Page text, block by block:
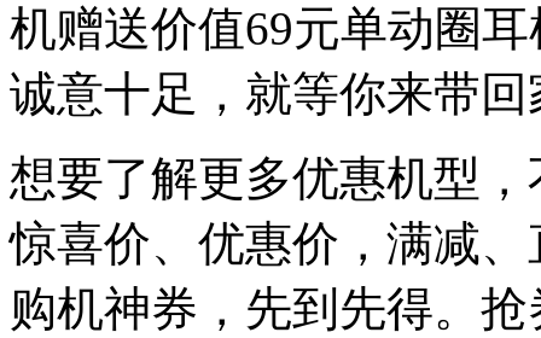
机赠送价值69元单动圈
诚意十足，就等你来带回
想要了解更多优惠机型
惊喜价、优惠价，满减
购机神券，先到先得。